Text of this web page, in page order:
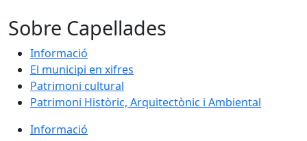
Sobre Capellades
Informació
El municipi en xifres
Patrimoni cultural
Patrimoni Històric, Arquitectònic i Ambiental
Informació